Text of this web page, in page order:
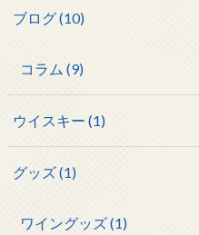
ブログ(10)
コラム (9)
ウイスキー (1)
グッズ(1)
ワイングッズ(1)